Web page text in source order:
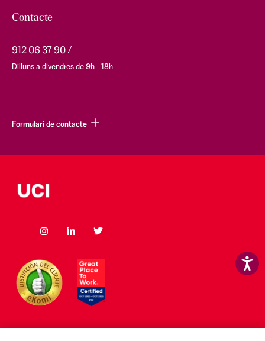
Contacte
912 06 37 90
Dilluns a divendres de 9h - 18h
Formulari de contacte